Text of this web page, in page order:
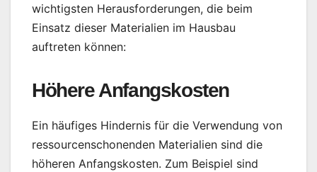
wichtigsten Herausforderungen, die beim
Einsatz dieser Materialien im Hausbau
auftreten können:
Höhere Anfangskosten
Ein häufiges Hindernis für die Verwendung von
ressourcenschonenden Materialien sind die
höheren Anfangskosten. Zum Beispiel sind